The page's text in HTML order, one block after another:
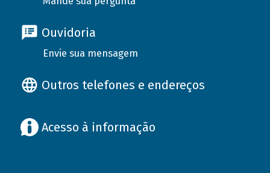
Ouvidoria
Envie sua mensagem
Outros telefones e endereços
Acesso à informação